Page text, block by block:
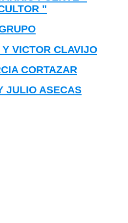
"
VICTOR CLAVIJO
CORTAZAR
JULIO ASECAS